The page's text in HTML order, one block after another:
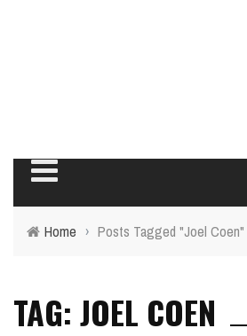
Home › Posts Tagged "Joel Coen"
TAG: JOEL COEN